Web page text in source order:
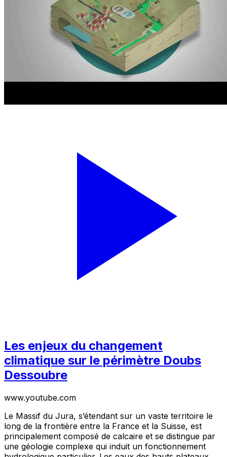
Les enjeux du changement
climatique sur le périmètre Doubs
Dessoubre
www.youtube.com
Le Massif du Jura, s’étendant sur un vaste territoire le
long de la frontière entre la France et la Suisse, est
principalement composé de calcaire et se distingue par
une géologie complexe qui induit un fonctionnement